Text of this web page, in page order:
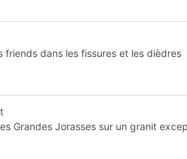
dans les fissures et les dièdres
Grandes Jorasses sur un granit